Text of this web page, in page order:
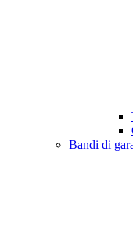
Bandi di